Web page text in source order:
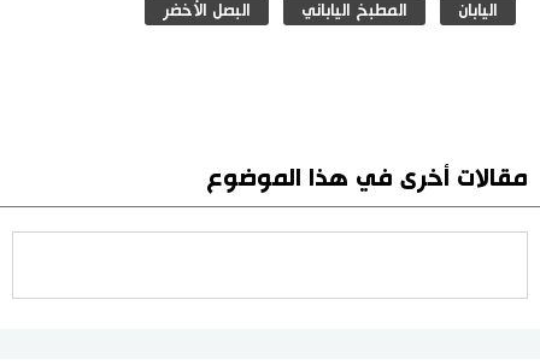
اليابان المطبخ الياباني البصل الأخضر
مقالات أخرى في هذا الموضوع